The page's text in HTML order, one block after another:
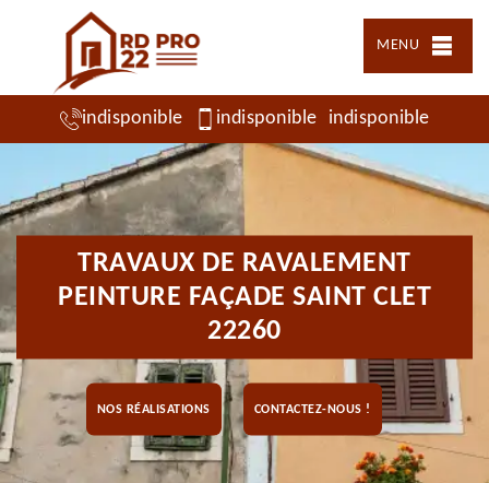
MENU
indisponible indisponible indisponible
TRAVAUX DE RAVALEMENT
PEINTURE FAÇADE SAINT CLET
22260
NOS RÉALISATIONS CONTACTEZ-NOUS !